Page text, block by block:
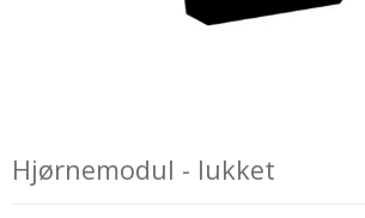
Hjørnemodul - lukket